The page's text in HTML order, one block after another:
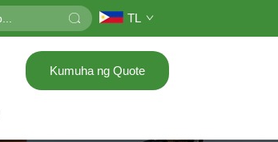
TL
Kumuha ng Quote